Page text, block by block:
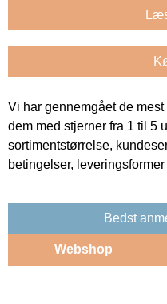
Vi har gennemgået de
dem med stjerner fra 1 til 5
sortimentstørrelse,
betingelser,
Bedst
Webshop